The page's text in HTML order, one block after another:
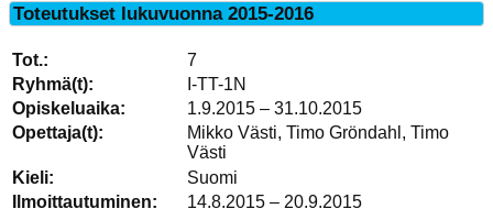
Toteutukset lukuvuonna 2015-2016
7
I-TT-1N
1.9.2015 – 31.10.2015
Mikko Västi, Timo Gröndahl, Timo
Västi
Suomi
14.8.2015 – 20.9.2015